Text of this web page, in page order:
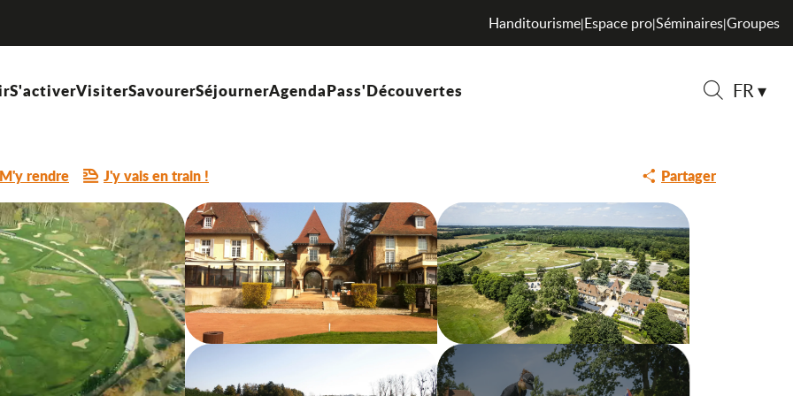
FR
Handitourisme|Espace pro|Séminaires|Groupes
S'activerVisiterSavourerSéjournerAgendaPass'Découvertes
M'y rendre J'y vais en train ! Partager